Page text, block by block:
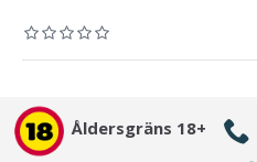
Åldersgräns 18+